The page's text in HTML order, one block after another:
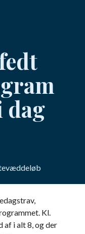
dag
Kl.
af i alt 8, og der